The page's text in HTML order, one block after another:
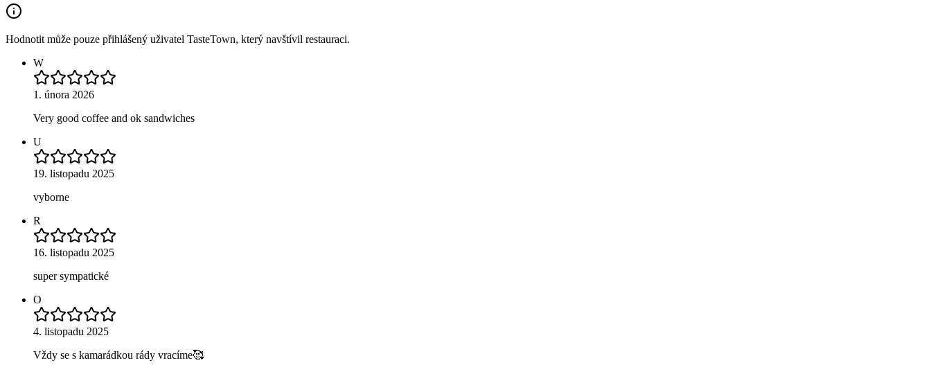
Hodnotit může pouze přihlášený uživatel TasteTown, který navštívil restauraci.
W
1. února 2026
Very good coffee and ok sandwiches
U
19. listopadu 2025
vyborne
R
16. listopadu 2025
super sympatické
O
4. listopadu 2025
Vždy se s kamarádkou rády vracíme🥰